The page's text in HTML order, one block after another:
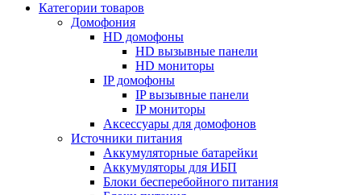
Категории товаров
Домофония
HD домофоны
HD вызывные панели
HD мониторы
IP домофоны
IP вызывные панели
IP мониторы
Аксессуары для домофонов
Источники питания
Аккумуляторные батарейки
Аккумуляторы для ИБП
Блоки бесперебойного питания